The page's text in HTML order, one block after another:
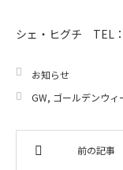
シェ・ヒグチ TEL
お知らせ
GW, ゴールデンウィ
前の記事